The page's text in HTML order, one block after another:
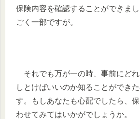
保険内容を確認することができま
ごく一部ですが。
それでも万が一の時、事前にど
しとけばいいのか知ることができ
す。もしあなたも心配でしたら、
わせてみてはいかがでしょうか。